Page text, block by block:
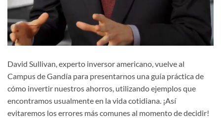
David Sullivan, experto inversor americano, vuelve al
Campus de Gandía para presentarnos una guía práctica de
cómo invertir nuestros ahorros, utilizando ejemplos que
encontramos usualmente en la vida cotidiana. ¡Así
evitaremos los errores más comunes al momento de decidir!